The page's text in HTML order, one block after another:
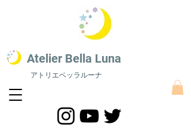
​Atelier Bella Luna
アトリエベッラルーナ